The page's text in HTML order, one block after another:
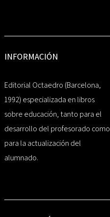
INFORMACIÓN
Editorial Octaedro (Barcelona,
1992) especializada en libros
sobre educación, tanto para el
desarrollo del profesorado como
para la actualización del
alumnado.